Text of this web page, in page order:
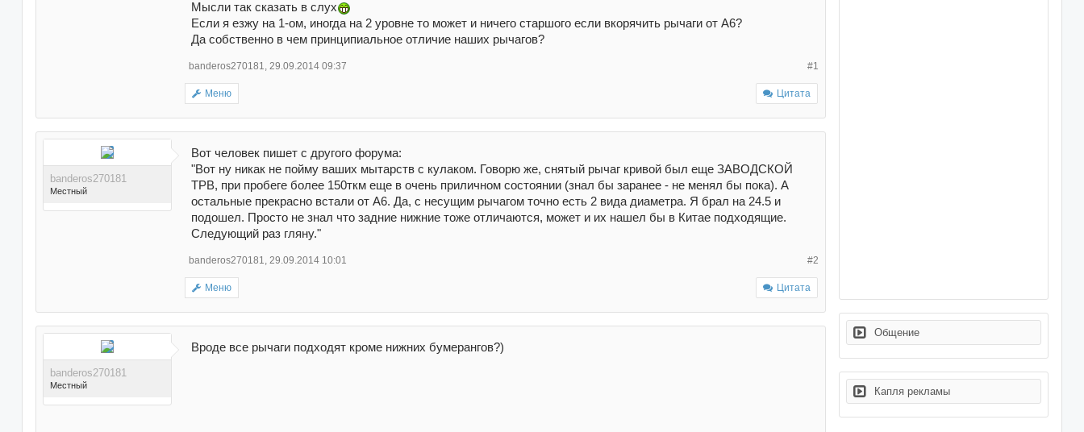
Мысли так сказать в слух
Если я езжу на 1-ом, иногда на 2 уровне то может и ничего старшого если вкорячить рычаги от А6?
Да собственно в чем принципиальное отличие наших рычагов?
#1
banderos270181, 29.09.2014 09:37
Меню Цитата
banderos270181
Местный
Вот человек пишет с другого форума:
"Вот ну никак не пойму ваших мытарств с кулаком. Говорю же, снятый рычаг кривой был еще ЗАВОДСКОЙ
ТРВ, при пробеге более 150ткм еще в очень приличном состоянии (знал бы заранее - не менял бы пока). А
остальные прекрасно встали от А6. Да, с несущим рычагом точно есть 2 вида диаметра. Я брал на 24.5 и
подошел. Просто не знал что задние нижние тоже отличаются, может и их нашел бы в Китае подходящие.
Следующий раз гляну."
#2
banderos270181, 29.09.2014 10:01
Меню Цитата
banderos270181
Местный
Вроде все рычаги подходят кроме нижних бумерангов?)
Общение
Капля рекламы